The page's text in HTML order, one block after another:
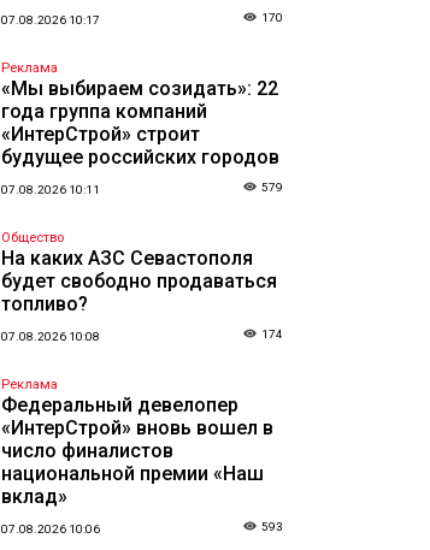
07.08.2026 10:17 170
Реклама
«Мы выбираем созидать»: 22
года группа компаний
«ИнтерСтрой» строит
будущее российских городов
07.08.2026 10:11 579
Общество
На каких АЗС Севастополя
будет свободно продаваться
топливо?
07.08.2026 10:08 174
Реклама
Федеральный девелопер
«ИнтерСтрой» вновь вошел в
число финалистов
национальной премии «Наш
вклад»
07.08.2026 10:06 593